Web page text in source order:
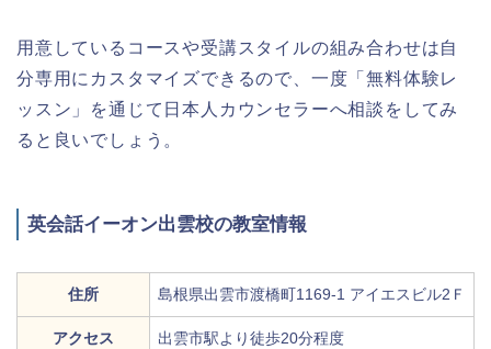
用意しているコースや受講スタイルの組み合わせは自
分専用にカスタマイズできるので、一度「無料体験レ
ッスン」を通じて日本人カウンセラーへ相談をしてみ
ると良いでしょう。
英会話イーオン出雲校の教室情報
住所 島根県出雲市渡橋町1169-1 アイエスビル2Ｆ
アクセス 出雲市駅より徒歩20分程度